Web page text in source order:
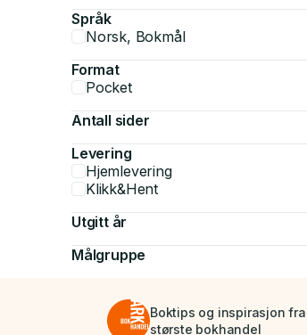
Språk
Norsk, Bokmål
Format
Pocket
Antall sider
Levering
Hjemlevering
Klikk&Hent
Utgitt år
Målgruppe
Boktips og inspirasjon
største bokhandel